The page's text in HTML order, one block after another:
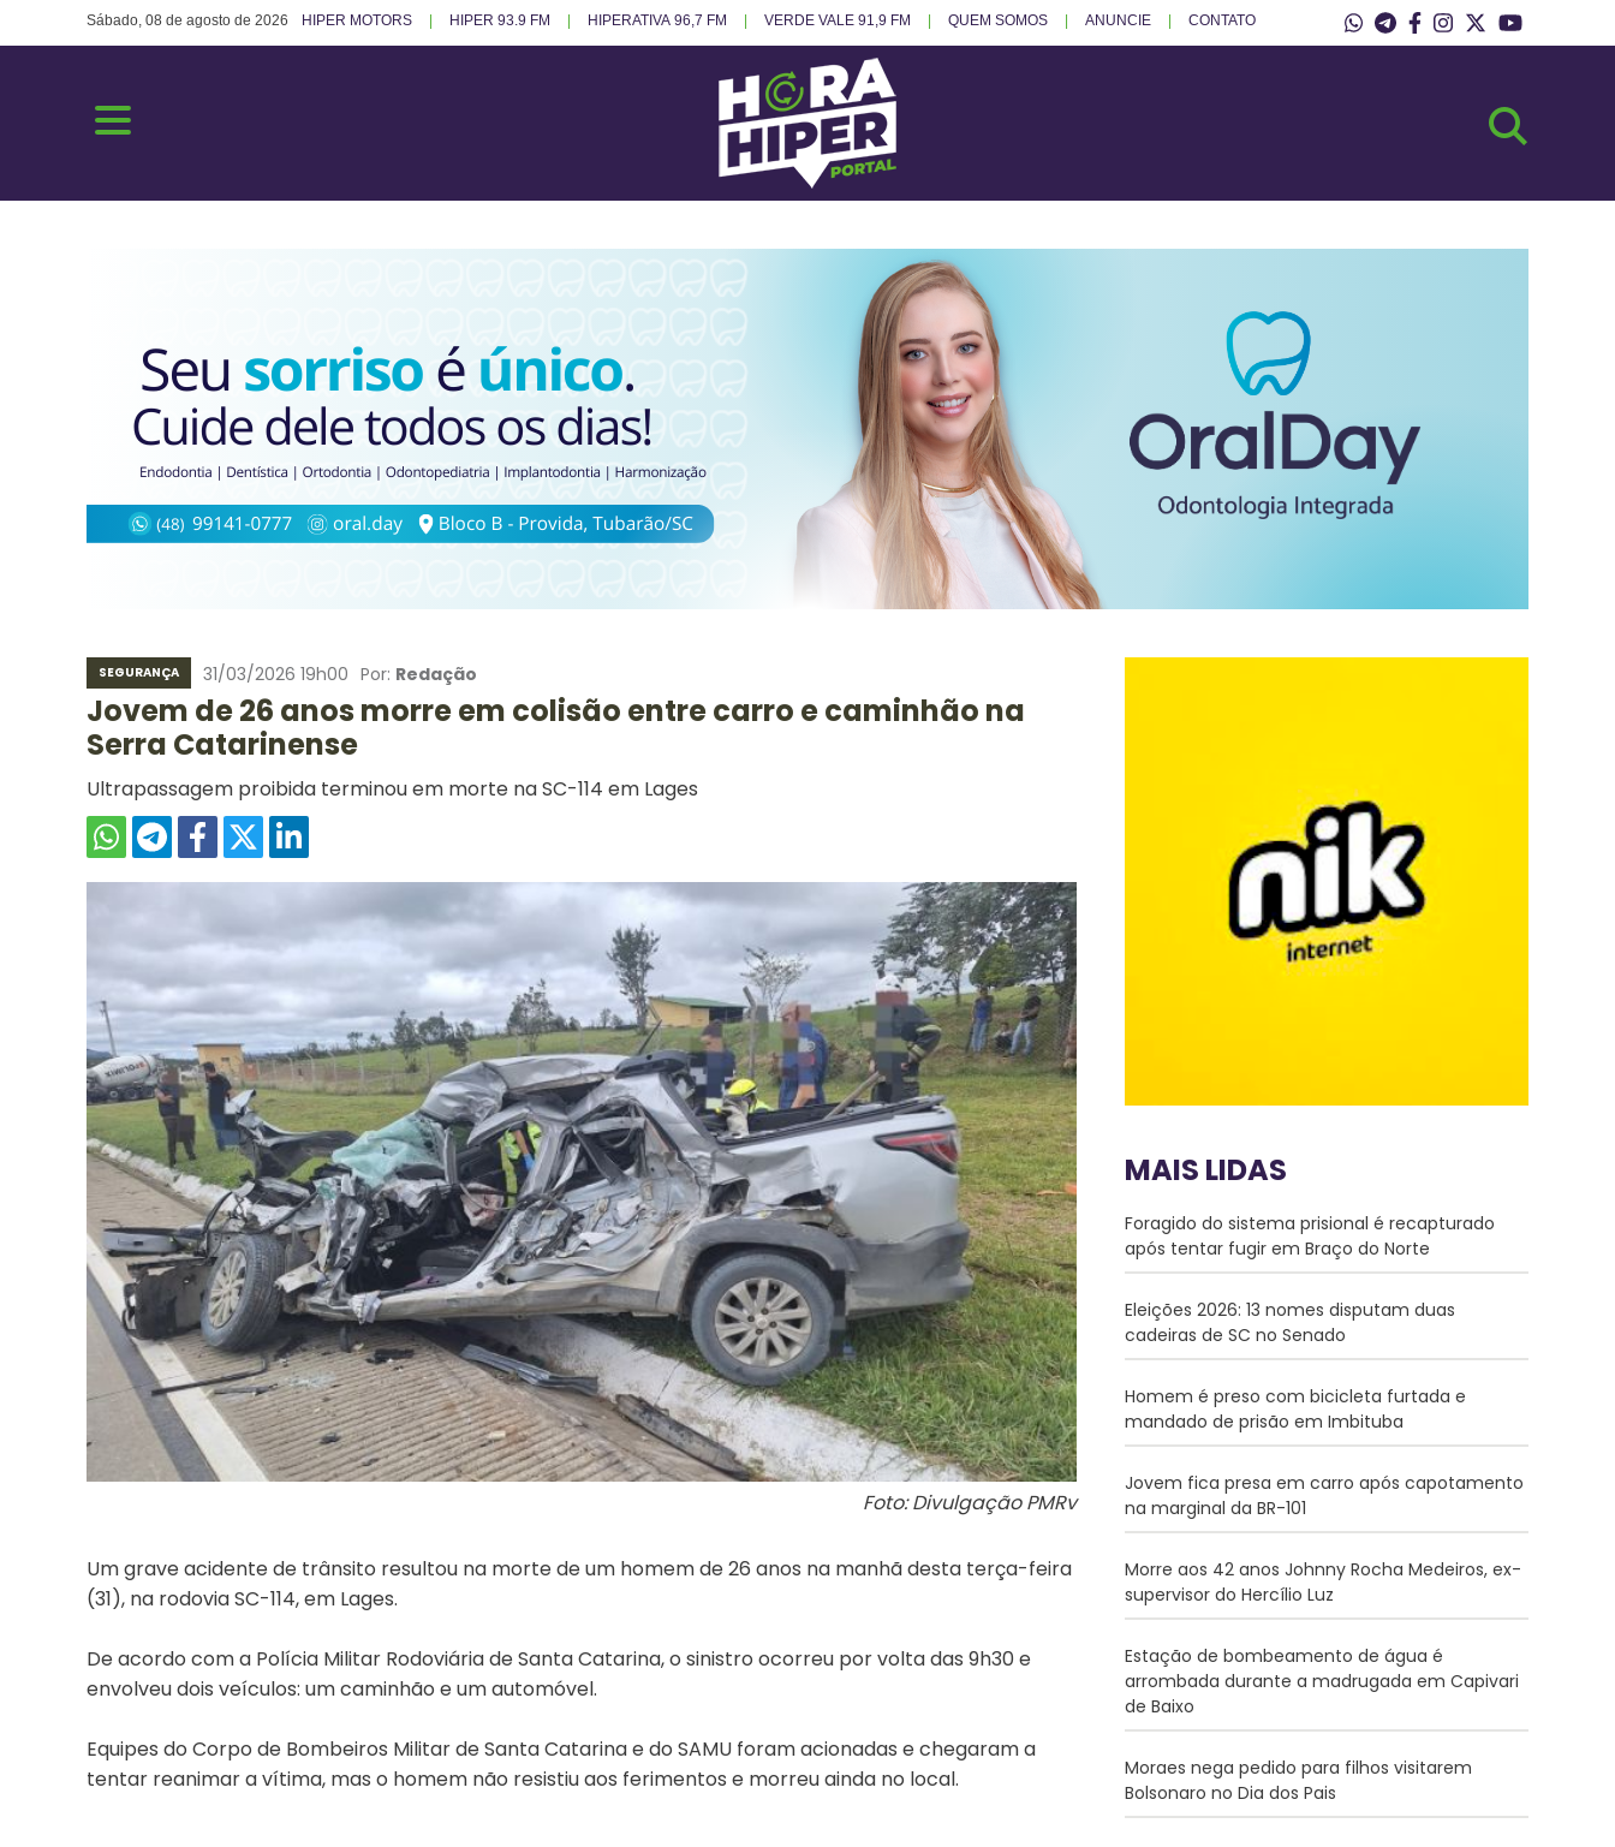
Sábado, 08 de agosto de 2026 HIPER MOTORS HIPER 93.9 FM HIPERATIVA 96,7 FM VERDE VALE 91,9 FM QUEM SOMOS ANUNCIE CONTATO
SEGURANÇA 31/03/2026 19h00 Por: Redação
Jovem de 26 anos morre em colisão entre carro e caminhão na
Serra Catarinense
Ultrapassagem proibida terminou em morte na SC-114 em Lages
Foto: Divulgação PMRv
Um grave acidente de trânsito resultou na morte de um homem de 26 anos na manhã desta terça-feira
(31), na rodovia SC-114, em Lages.
De acordo com a Polícia Militar Rodoviária de Santa Catarina, o sinistro ocorreu por volta das 9h30 e
envolveu dois veículos: um caminhão e um automóvel.
Equipes do Corpo de Bombeiros Militar de Santa Catarina e do SAMU foram acionadas e chegaram a
tentar reanimar a vítima, mas o homem não resistiu aos ferimentos e morreu ainda no local.
MAIS LIDAS
Foragido do sistema prisional é recapturado
após tentar fugir em Braço do Norte
Eleições 2026: 13 nomes disputam duas
cadeiras de SC no Senado
Homem é preso com bicicleta furtada e
mandado de prisão em Imbituba
Jovem fica presa em carro após capotamento
na marginal da BR-101
Morre aos 42 anos Johnny Rocha Medeiros, ex-
supervisor do Hercílio Luz
Estação de bombeamento de água é
arrombada durante a madrugada em Capivari
de Baixo
Moraes nega pedido para filhos visitarem
Bolsonaro no Dia dos Pais